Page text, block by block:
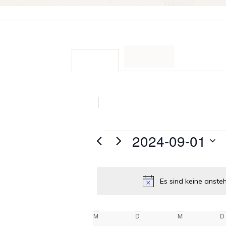
Es sind keine
2024-09-01
Kalender
M D M D